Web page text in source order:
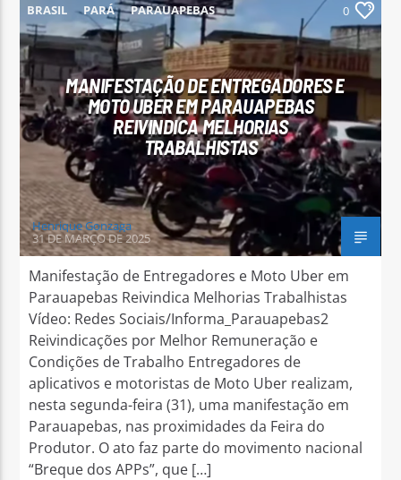
BRASIL PARÁ PARAUAPEBAS 0
MANIFESTAÇÃO DE ENTREGADORES E
MOTO UBER EM PARAUAPEBAS
REIVINDICA MELHORIAS
TRABALHISTAS
Henrique Gonzaga
31 DE MARÇO DE 2025
Manifestação de Entregadores e Moto Uber em
Parauapebas Reivindica Melhorias Trabalhistas
Vídeo: Redes Sociais/Informa_Parauapebas2
Reivindicações por Melhor Remuneração e
Condições de Trabalho Entregadores de
aplicativos e motoristas de Moto Uber realizam,
nesta segunda-feira (31), uma manifestação em
Parauapebas, nas proximidades da Feira do
Produtor. O ato faz parte do movimento nacional
“Breque dos APPs”, que […]